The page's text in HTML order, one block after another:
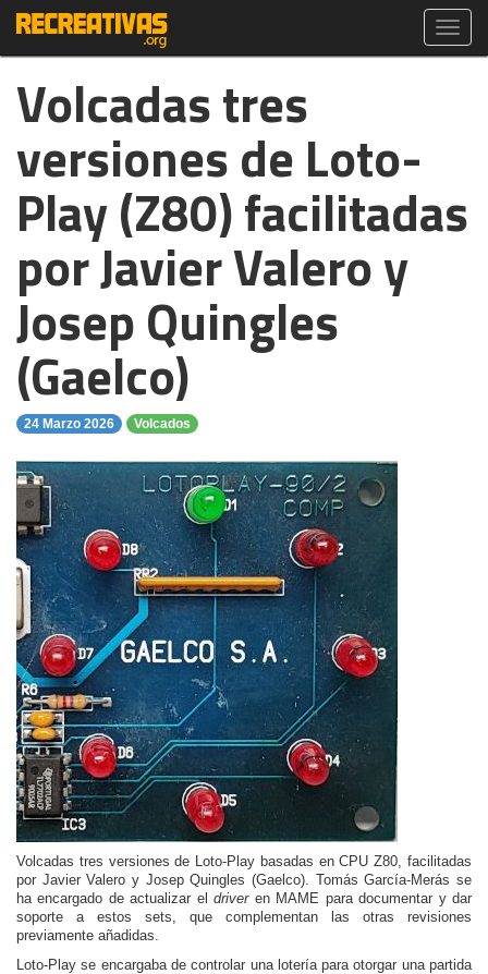
Volcadas tres
versiones de Loto-
Play (Z80) facilitadas
por Javier Valero y
Josep Quingles
(Gaelco)
24 Marzo 2026 Volcados
Volcadas tres versiones de Loto-Play basadas en CPU Z80, facilitadas
por Javier Valero y Josep Quingles (Gaelco). Tomás García-Merás se
ha encargado de actualizar eldriveren MAME para documentar y dar
soporte a estos sets, que complementan las otras revisiones
previamente añadidas.
Loto-Play se encargaba de controlar una lotería para otorgar una partida